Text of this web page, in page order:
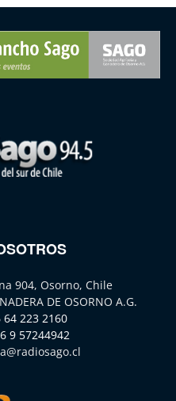
904, Osorno, Chile
DE OSORNO A.G.
64 223 2160
9 57244942